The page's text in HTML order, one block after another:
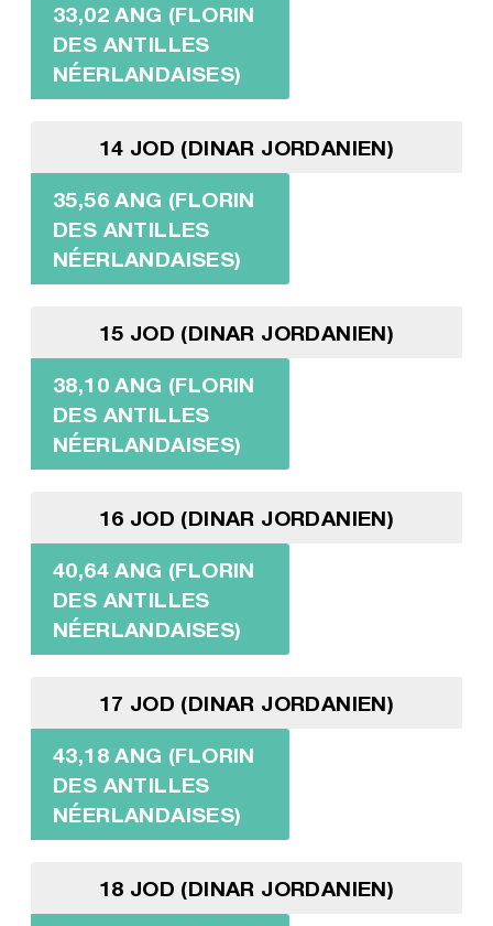
33,02 ANG (FLORIN
DES ANTILLES
NÉERLANDAISES)
14 JOD (DINAR JORDANIEN)
35,56 ANG (FLORIN
DES ANTILLES
NÉERLANDAISES)
15 JOD (DINAR JORDANIEN)
38,10 ANG (FLORIN
DES ANTILLES
NÉERLANDAISES)
16 JOD (DINAR JORDANIEN)
40,64 ANG (FLORIN
DES ANTILLES
NÉERLANDAISES)
17 JOD (DINAR JORDANIEN)
43,18 ANG (FLORIN
DES ANTILLES
NÉERLANDAISES)
18 JOD (DINAR JORDANIEN)